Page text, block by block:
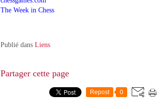
The Week in Chess
Publié dans Liens
Partager cette page
Repost 0